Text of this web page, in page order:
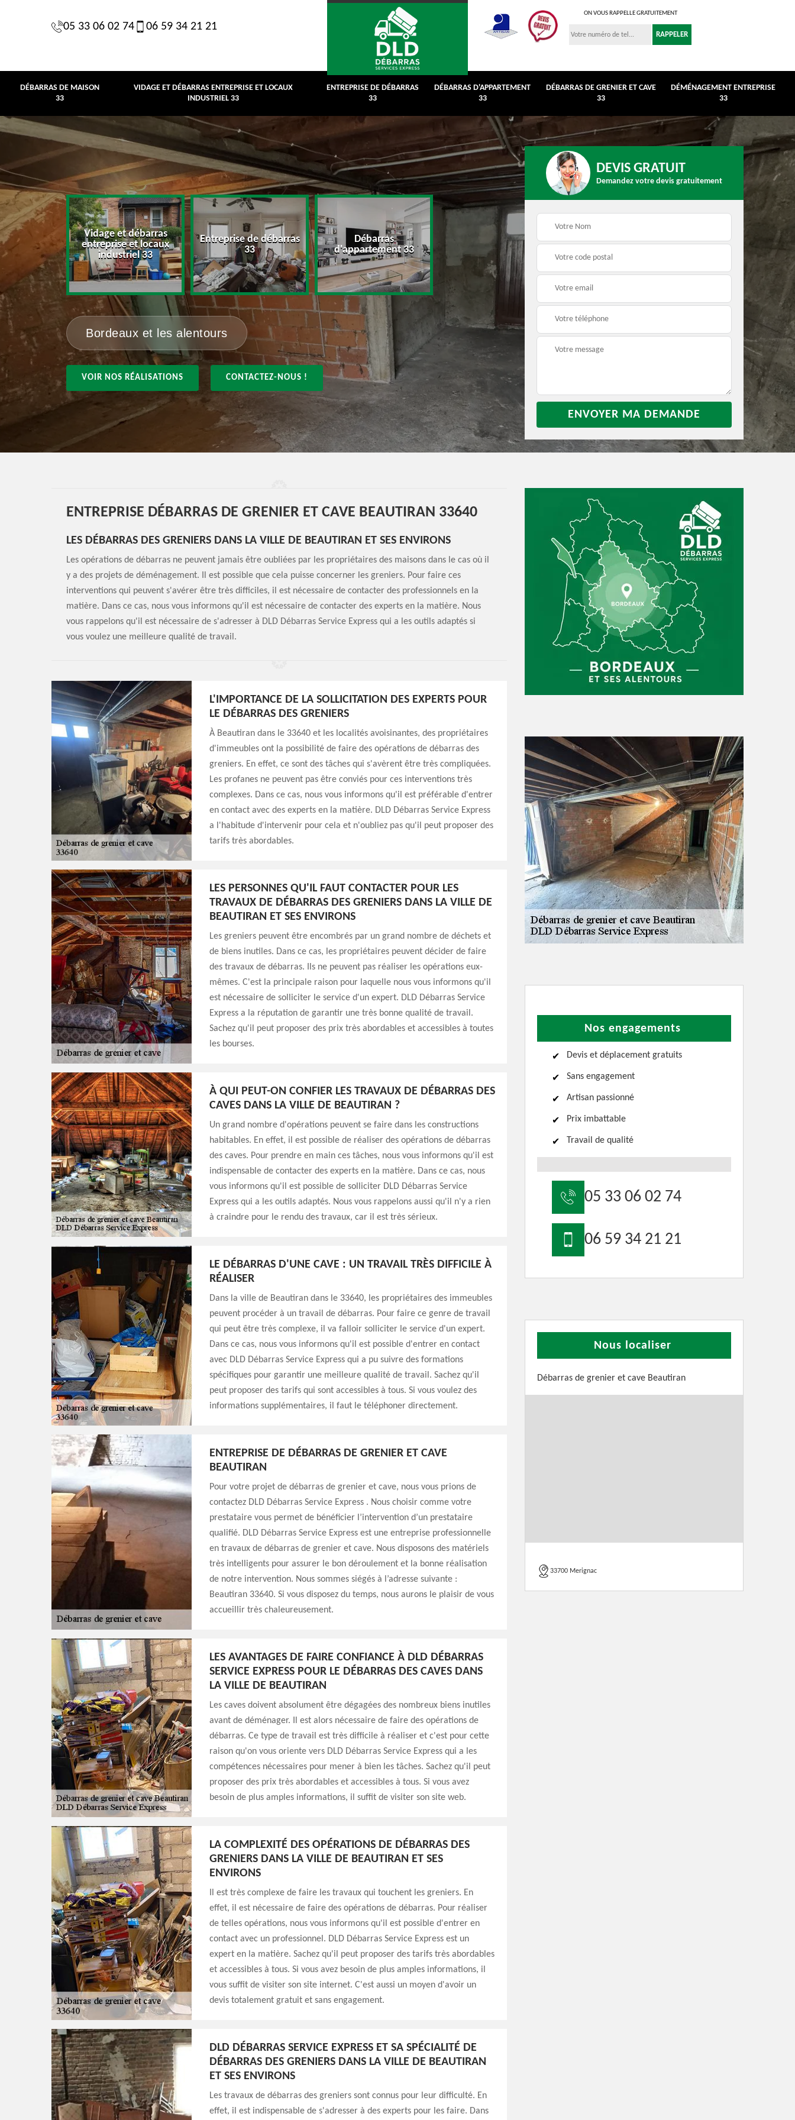
05 33 06 02 74 06 59 34 21 21
ON VOUS RAPPELLE GRATUITEMENT
DÉBARRAS DE MAISON
33
VIDAGE ET DÉBARRAS ENTREPRISE ET LOCAUX
INDUSTRIEL 33
ENTREPRISE DE DÉBARRAS
33
DÉBARRAS D'APPARTEMENT
33
DÉBARRAS DE GRENIER ET CAVE
33
DÉMÉNAGEMENT ENTREPRISE
33
maison 33
Vidage et débarras
entreprise et locaux
industriel 33
Entreprise de débarras
33
Débarras
d'appartement 33
Débarras de grenier et
cave 33
Déménagement
Débarras de maison
Bordeaux et les alentours
VOIR NOS RÉALISATIONS CONTACTEZ-NOUS !
DEVIS GRATUIT
Demandez votre devis gratuitement
ENTREPRISE DÉBARRAS DE GRENIER ET CAVE BEAUTIRAN 33640
LES DÉBARRAS DES GRENIERS DANS LA VILLE DE BEAUTIRAN ET SES ENVIRONS
Les opérations de débarras ne peuvent jamais être oubliées par les propriétaires des maisons dans le cas où il
y a des projets de déménagement. Il est possible que cela puisse concerner les greniers. Pour faire ces
interventions qui peuvent s'avérer être très difficiles, il est nécessaire de contacter des professionnels en la
matière. Dans ce cas, nous vous informons qu'il est nécessaire de contacter des experts en la matière. Nous
vous rappelons qu'il est nécessaire de s'adresser à DLD Débarras Service Express qui a les outils adaptés si
vous voulez une meilleure qualité de travail.
L'IMPORTANCE DE LA SOLLICITATION DES EXPERTS POUR
LE DÉBARRAS DES GRENIERS
À Beautiran dans le 33640 et les localités avoisinantes, des propriétaires
d'immeubles ont la possibilité de faire des opérations de débarras des
greniers. En effet, ce sont des tâches qui s'avèrent être très compliquées.
Les profanes ne peuvent pas être conviés pour ces interventions très
complexes. Dans ce cas, nous vous informons qu'il est préférable d'entrer
en contact avec des experts en la matière. DLD Débarras Service Express
a l'habitude d'intervenir pour cela et n'oubliez pas qu'il peut proposer des
tarifs très abordables.
LES PERSONNES QU'IL FAUT CONTACTER POUR LES
TRAVAUX DE DÉBARRAS DES GRENIERS DANS LA VILLE DE
BEAUTIRAN ET SES ENVIRONS
Les greniers peuvent être encombrés par un grand nombre de déchets et
de biens inutiles. Dans ce cas, les propriétaires peuvent décider de faire
des travaux de débarras. Ils ne peuvent pas réaliser les opérations eux-
mêmes. C'est la principale raison pour laquelle nous vous informons qu'il
est nécessaire de solliciter le service d'un expert. DLD Débarras Service
Express a la réputation de garantir une très bonne qualité de travail.
Sachez qu'il peut proposer des prix très abordables et accessibles à toutes
les bourses.
À QUI PEUT-ON CONFIER LES TRAVAUX DE DÉBARRAS DES
CAVES DANS LA VILLE DE BEAUTIRAN ?
Un grand nombre d'opérations peuvent se faire dans les constructions
habitables. En effet, il est possible de réaliser des opérations de débarras
des caves. Pour prendre en main ces tâches, nous vous informons qu'il est
indispensable de contacter des experts en la matière. Dans ce cas, nous
vous informons qu'il est possible de solliciter DLD Débarras Service
Express qui a les outils adaptés. Nous vous rappelons aussi qu'il n'y a rien
à craindre pour le rendu des travaux, car il est très sérieux.
LE DÉBARRAS D'UNE CAVE : UN TRAVAIL TRÈS DIFFICILE À
RÉALISER
Dans la ville de Beautiran dans le 33640, les propriétaires des immeubles
peuvent procéder à un travail de débarras. Pour faire ce genre de travail
qui peut être très complexe, il va falloir solliciter le service d'un expert.
Dans ce cas, nous vous informons qu'il est possible d'entrer en contact
avec DLD Débarras Service Express qui a pu suivre des formations
spécifiques pour garantir une meilleure qualité de travail. Sachez qu'il
peut proposer des tarifs qui sont accessibles à tous. Si vous voulez des
informations supplémentaires, il faut le téléphoner directement.
ENTREPRISE DE DÉBARRAS DE GRENIER ET CAVE
BEAUTIRAN
Pour votre projet de débarras de grenier et cave, nous vous prions de
contactez DLD Débarras Service Express . Nous choisir comme votre
prestataire vous permet de bénéficier l’intervention d’un prestataire
qualifié. DLD Débarras Service Express est une entreprise professionnelle
en travaux de débarras de grenier et cave. Nous disposons des matériels
très intelligents pour assurer le bon déroulement et la bonne réalisation
de notre intervention. Nous sommes siégés à l’adresse suivante :
Beautiran 33640. Si vous disposez du temps, nous aurons le plaisir de vous
accueillir très chaleureusement.
LES AVANTAGES DE FAIRE CONFIANCE À DLD DÉBARRAS
SERVICE EXPRESS POUR LE DÉBARRAS DES CAVES DANS
LA VILLE DE BEAUTIRAN
Les caves doivent absolument être dégagées des nombreux biens inutiles
avant de déménager. Il est alors nécessaire de faire des opérations de
débarras. Ce type de travail est très difficile à réaliser et c'est pour cette
raison qu'on vous oriente vers DLD Débarras Service Express qui a les
compétences nécessaires pour mener à bien les tâches. Sachez qu'il peut
proposer des prix très abordables et accessibles à tous. Si vous avez
besoin de plus amples informations, il suffit de visiter son site web.
LA COMPLEXITÉ DES OPÉRATIONS DE DÉBARRAS DES
GRENIERS DANS LA VILLE DE BEAUTIRAN ET SES
ENVIRONS
Il est très complexe de faire les travaux qui touchent les greniers. En
effet, il est nécessaire de faire des opérations de débarras. Pour réaliser
de telles opérations, nous vous informons qu'il est possible d'entrer en
contact avec un professionnel. DLD Débarras Service Express est un
expert en la matière. Sachez qu'il peut proposer des tarifs très abordables
et accessibles à tous. Si vous avez besoin de plus amples informations, il
vous suffit de visiter son site internet. C'est aussi un moyen d'avoir un
devis totalement gratuit et sans engagement.
DLD DÉBARRAS SERVICE EXPRESS ET SA SPÉCIALITÉ DE
DÉBARRAS DES GRENIERS DANS LA VILLE DE BEAUTIRAN
ET SES ENVIRONS
Les travaux de débarras des greniers sont connus pour leur difficulté. En
effet, il est indispensable de s'adresser à des experts pour les faire. Dans
Nos engagements
Devis et déplacement gratuits
Sans engagement
Artisan passionné
Prix imbattable
Travail de qualité
05 33 06 02 74
06 59 34 21 21
Nous localiser
Débarras de grenier et cave Beautiran
33700 Merignac